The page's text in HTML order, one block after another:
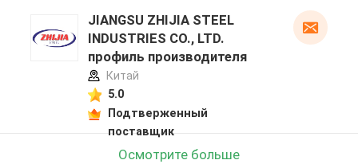
JIANGSU ZHIJIA STEEL
INDUSTRIES CO., LTD.
профиль производителя
Китай
5.0
Подтверженный
поставщик
Осмотрите больше